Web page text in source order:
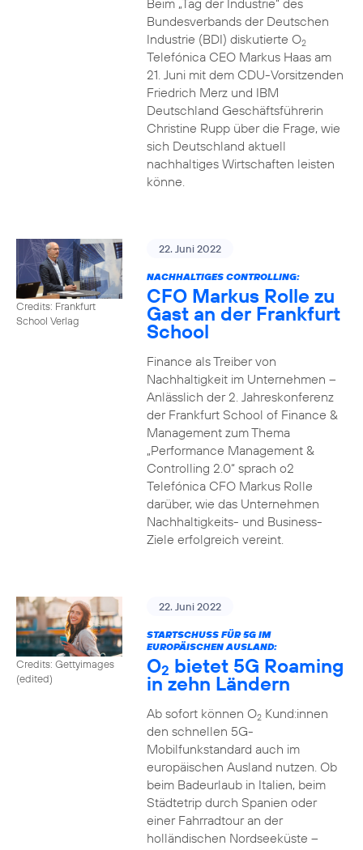
Beim „Tag der Industrie“ des
Bundesverbands der Deutschen
Industrie (BDI) diskutierte O2
Telefónica CEO Markus Haas am
21. Juni mit dem CDU-Vorsitzenden
Friedrich Merz und IBM
Deutschland Geschäftsführerin
Christine Rupp über die Frage, wie
sich Deutschland aktuell
nachhaltiges Wirtschaften leisten
könne.
Credits: Frankfurt
School Verlag
22. Juni 2022
NACHHALTIGES CONTROLLING:
CFO Markus Rolle zu
Gast an der Frankfurt
School
Finance als Treiber von
Nachhaltigkeit im Unternehmen –
Anlässlich der 2. Jahreskonferenz
der Frankfurt School of Finance &
Management zum Thema
„Performance Management &
Controlling 2.0“ sprach o2
Telefónica CFO Markus Rolle
darüber, wie das Unternehmen
Nachhaltigkeits- und Business-
Ziele erfolgreich vereint.
Credits: Gettyimages
(edited)
22. Juni 2022
STARTSCHUSS FÜR 5G IM
EUROPÄISCHEN AUSLAND:
O2 bietet 5G Roaming
in zehn Ländern
Ab sofort können O2Kund:innen
den schnellen 5G-
Mobilfunkstandard auch im
europäischen Ausland nutzen. Ob
beim Badeurlaub in Italien, beim
Städtetrip durch Spanien oder
einer Fahrradtour an der
holländischen Nordseeküste –